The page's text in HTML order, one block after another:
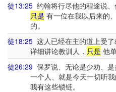
徒13:25 约翰将行尽他的程途说
只是 有一位在我以后来的
的。
徒18:25 这人已经在主的道上受了
详细讲论教训人． 只是 他
徒26:29 保罗说、无论是少劝、
一个人、就是今天一切听我
我有这些锁链。